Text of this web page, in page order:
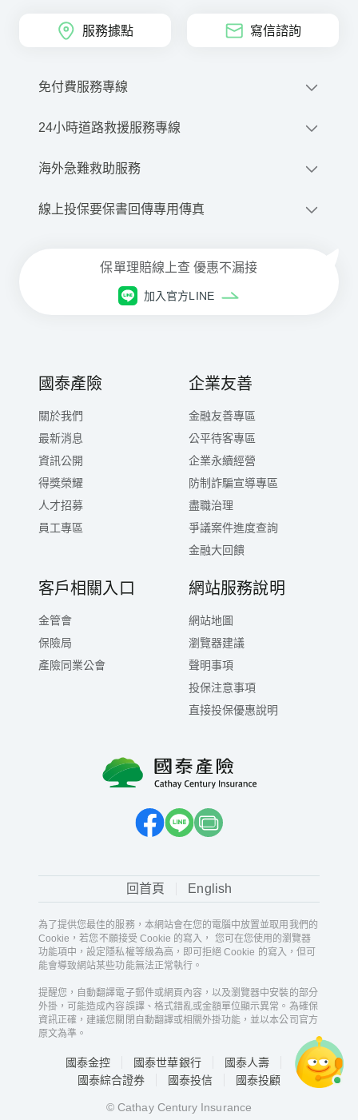
服務據點 寫信諮詢
免付費服務專線
0800-212-880
撥打網路電話
商品、投保與理賠等諮詢服務
每⽇ 21:00 ~翌⽇08:30(委外專⼈服務)
網路電話注意事項與設定下載
24小時道路救援服務專線
0800-020-345
線上申請道路救援
海外急難救助服務
+886-2-2755-1258
線上投保要保書回傳專用傳真
保單理賠線上查 優惠不漏接
加入官方LINE
國泰產險
關於我們
最新消息
資訊公開
得獎榮耀
人才招募
員工專區
企業友善
金融友善專區
公平待客專區
企業永續經營
防制詐騙宣導專區
盡職治理
爭議案件進度查詢
金融大回饋
客戶相關入口
金管會
保險局
產險同業公會
網站服務說明
網站地圖
瀏覽器建議
聲明事項
投保注意事項
直接投保優惠說明
回首頁 English
為了提供您最佳的服務，本網站會在您的電腦中放置並取用我們的
Cookie，若您不願接受 Cookie 的寫入， 您可在您使用的瀏覽器
功能項中，設定隱私權等級為高，即可拒絕 Cookie 的寫入，但可
能會導致網站某些功能無法正常執行。
提醒您，自動翻譯電子郵件或網頁內容，以及瀏覽器中安裝的部分
外掛，可能造成內容誤譯、格式錯亂或金額單位顯示異常。為確保
資訊正確，建議您關閉自動翻譯或相關外掛功能，並以本公司官方
原文為準。
國泰金控 國泰世華銀行
國泰人壽
國泰綜合證券
國泰投信 國泰投顧
© Cathay Century Insurance